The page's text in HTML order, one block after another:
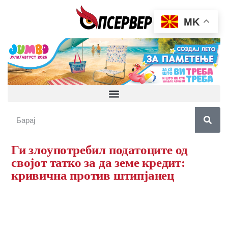
Ги злоупотребил податоците од
својот татко за да земе кредит:
кривична против штипјанец
MK